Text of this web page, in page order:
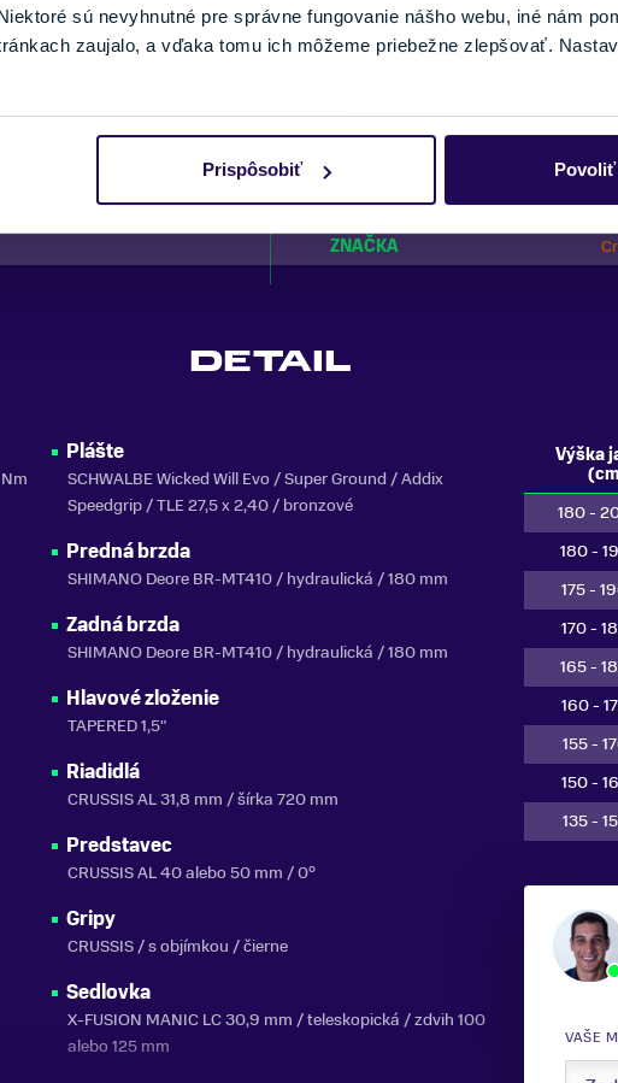
sú nevyhnutné pre správne fungovanie nášho webu, iné nám
zaujalo, a vďaka tomu ich môžeme priebežne zlepšovať.
Prispôsobiť
VEĽKOSŤ KOLIES
ODPRUŽENIE
DOJAZD
ZNAČKA MOTORA
NOSNOSŤ
ZNAČKA
DETAIL
Plášte
SCHWALBE Wicked Will Evo / Super Ground / Addix
Speedgrip / TLE 27,5 x 2,40 / bronzové
Predná brzda
SHIMANO Deore BR-MT410 / hydraulická / 180 mm
Zadná brzda
SHIMANO Deore BR-MT410 / hydraulická / 180 mm
Hlavové zloženie
TAPERED 1,5"
Riadidlá
CRUSSIS AL 31,8 mm / šírka 720 mm
Predstavec
CRUSSIS AL 40 alebo 50 mm / 0°
Gripy
CRUSSIS / s objímkou / čierne
Sedlovka
X-FUSION MANIC LC 30,9 mm / teleskopická / zdvih 100
alebo 125 mm
Výška
180 -
180 -
175 -
170 -
165 -
160 -
155 -
150 -
135 -
VAŠE